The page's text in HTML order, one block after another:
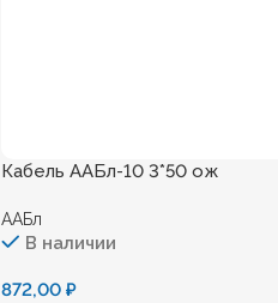
Кабель ААБл-10 3*50 ож
ААБл
В наличии
872,00 ₽